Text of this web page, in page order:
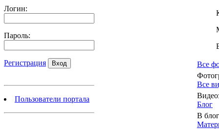
Логин:
Пароль:
Регистрация
Пользователи портала
Все
Все
Блог
В